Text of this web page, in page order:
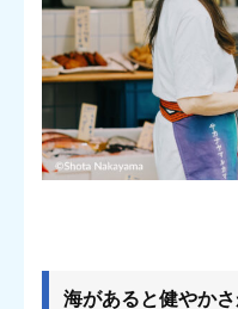
海があると健やか